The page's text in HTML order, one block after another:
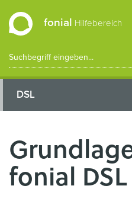
fonial Hilfebereich
DSL
fonial DSL